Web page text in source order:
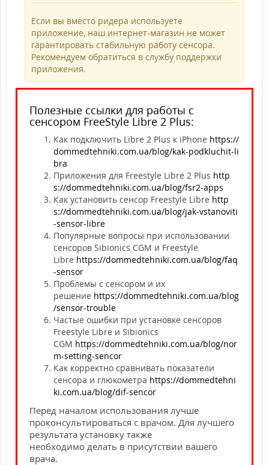
Если вы вместо ридера используете
приложение, наш интернет-магазин не может
гарантировать стабильную работу сенсора.
Рекомендуем обратиться в службу поддержки
приложения.
Полезные ссылки для работы с
сенсором FreeStyle Libre 2 Plus:
Как подключить Libre 2 Plus к iPhone https://
dommedtehniki.com.ua/blog/kak-podkluchit-li
bra
Приложения для Freestyle Libre 2 Plus http
s://dommedtehniki.com.ua/blog/fsr2-apps
Как установить сенсор Freestyle Libre http
s://dommedtehniki.com.ua/blog/jak-vstanoviti
-sensor-libre
Популярные вопросы при использовании
сенсоров Sibionics CGM и Freestyle
Libre https://dommedtehniki.com.ua/blog/faq
-sensor
Проблемы с сенсором и их
решение https://dommedtehniki.com.ua/blog
/sensor-trouble
Частые ошибки при установке сенсоров
Freestyle Libre и Sibionics
CGM https://dommedtehniki.com.ua/blog/nor
m-setting-sencor
Как корректно сравнивать показатели
сенсора и глюкометра https://dommedtehni
ki.com.ua/blog/dif-sencor
Перед началом использования лучше
проконсультироваться с врачом. Для лучшего
результата установку также
необходимо делать в присутствии вашего
врача.